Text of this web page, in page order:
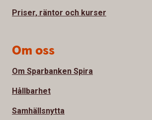
Priser, räntor och kurser
Om oss
Om Sparbanken Spira
Hållbarhet
Samhällsnytta